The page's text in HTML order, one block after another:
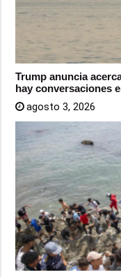
Trump anuncia
hay conversaciones
agosto 3, 2026